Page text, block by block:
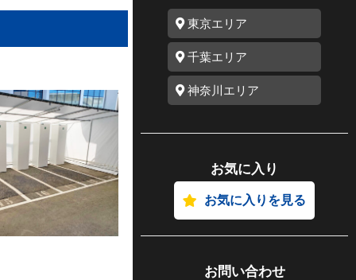
東京エリア
千葉エリア
神奈川エリア
お気に入り
お気に入りを見る
お問い合わせ